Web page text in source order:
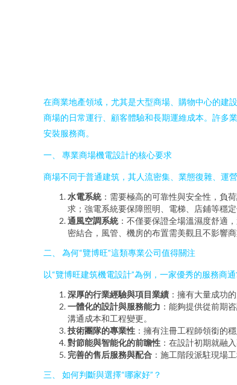
在商業地產領域，尤其是大型商場、購物中心的建
商場的日常運行、顧客體驗和長期運維成本。許多
安裝服務商。
一、 專業商場機電設計的核心要求
商場不同于普通建筑，其人流密集、業態復雜、運
水電系統：需要極高的可靠性與安全性，負
求；強電系統要保障照明、電梯、店鋪等穩
通風空調系統：不僅要保證全場溫濕度舒適
密結合，風管、機房的布置需美觀且不影響商
二、 為何“覽博旺”這類專業公司值得關注
以“覽博旺建筑機電設計”為例，一家優秀的服務商
深厚的行業經驗與項目業績 ：擁有大量成功
一體化的設計與服務能力 ：能夠提供從前期
溝通成本和工程變更。
技術團隊的專業性 ：擁有注冊工程師領銜的
對節能與智能化的前瞻性 ：在設計初期就融
完善的售后服務與配合 ：施工階段派駐現場
三、 如何判斷與選擇“哪家好”？